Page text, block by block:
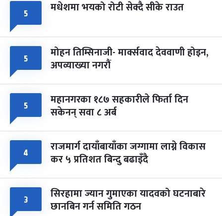
५ मधेशमा भयको रोटी सेक्दै सीके राउत
५ मोहन तिम्सिनाजी- मार्क्सवाद देववाणी होइन,
अपव्याख्या नगरौं
५ महानगरका १८७ सहकारीले फिर्ता दिन
सकेनन् सवा ८ अर्ब
४ राजमार्ग दायाँबायाँका जग्गामा लाग्ने विकास
कर ५ प्रतिशत बिन्दु बढाइँदै
३ सिरहामा ज्यान गुमाएका यादवको घटनाबारे
छानबिन गर्न समिति गठन